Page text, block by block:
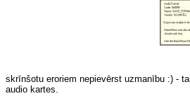
skrīnšotu eroriem nepievērst uzmanību :) -
audio kartes.